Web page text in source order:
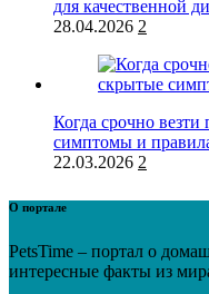
для качественной
28.04.2026 2
Когда срочно
симптомы и
22.03.2026 2
О портале
PetsTime – портал о
интересные факты из